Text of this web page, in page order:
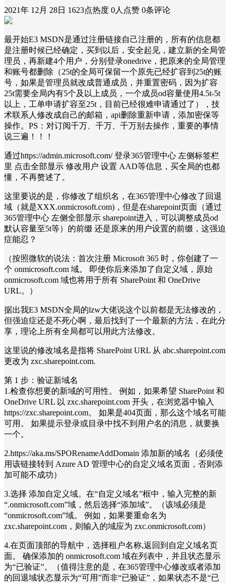
2021年 12月 28日 1623点热度 0人点赞 0条评论
最开始E3 MSDN是通过注册链接自己注册的，所有的信息都
是注册时候已经确定，买到以后，安全起见，建立新的全局管
理员，再新建4个用户，分别登录onedrive，把原来的全局管理
和账号都删除（25t的全局可保留一个原先已经扩容到25t的账
号，如果是管理员就改成普通成员，并重置密码，因为扩容
25t需要全局内有5个及以上成员，一个成员od容量使用4.5t-5t
以上，工单申请扩容至25t，目前已经很难申请通过了），技
术联系人修改成自己的邮箱，api删除重新申请，添加密保等
操作。PS：对订阅千万、千万、千万别去操作，重要的事情
说三遍！！！
通过https://admin.microsoft.com/ 登录365管理中心 左侧标签栏
里 点击全部显示 修改用户 设置 AAD等信息，买全局的也都
懂，不再赘述了。
这里要说的是，你修改了组织名，在365管理中心修改了回退
域（就是XXX.‎onmicrosoft.com‎)，但是在sharepoint页面（通过
365管理中心 左侧全部显示 sharepoint进入，可以调整成员od
默认容量至5t等）的前缀 还是原来的用户设置的前缀，这强迫
症能忍？
（按照微软的说法：首次注册 Microsoft 365 时，你创建了一
个 onmicrosoft.com 域。 即使你后来添加了自定义域，原始
onmicrosoft.com 域也将用于所有 SharePoint 和 OneDrive
URL。）‎
据出我E3 MSDN全局的lzw大佬说这个以前都是无法修改的，
但强迫症还是不死心啊，最后找到了一个最新的方法，在此分
享，理论上所有全局都可以用此方法修改。
这里说的修改域名是指将 SharePoint URL 从 abc.sharepoint.com
更改为 zxc.sharepoint.com.
第 1 步：验证新域名
1.检查你想要的新域的可用性。 例如，如果希望 SharePoint 和
OneDrive URL 以 zxc.sharepoint.com 开头，在浏览器中输入
https://zxc.sharepoint.com。 如果是404页面，那么这个域名可能
可用。 如果提示登录或目录中找不到用户名的消息，就要换
一个。
2.https://aka.ms/SPORenameAddDomain 添加新的域名（必须使
用该链接转到 Azure AD 管理中心的自定义域名页面，否则添
加可能不成功）
3.选择 添加自定义域。在“自定义域名”框中，输入完整的新
“.onmicrosoft.com”域，然后选择“添加域”。（该域必须是
“onmicrosoft.com”域。 例如，如果要重命名为
zxc.sharepoint.com，则输入的域应为 zxc.onmicrosoft.com）
4.在页面顶部的导航中，选择租户名称,返回到自定义域名页
面。 确保添加的 onmicrosoft.com 域在列表中，并且状态显示
为“已验证”。（值得注意的是，在365管理中心修改或者添加
的回退域状态显示为“可用”而非“已验证”，如果状态不是“已